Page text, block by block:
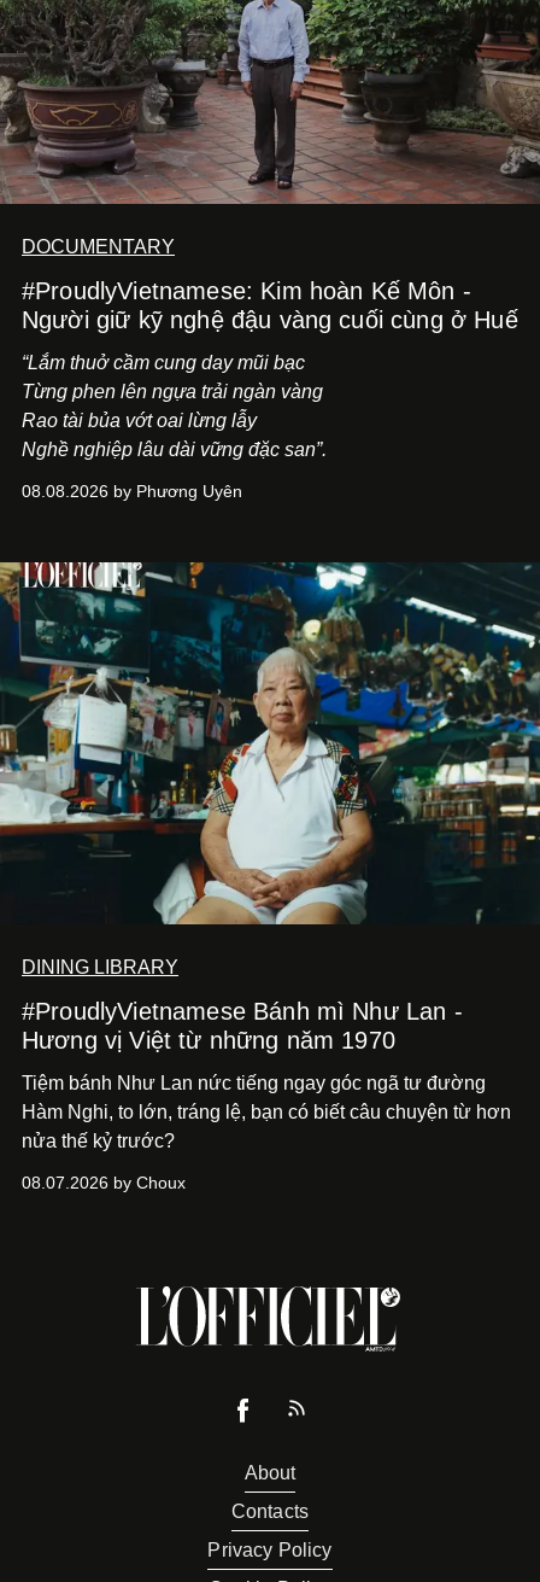
DOCUMENTARY
#ProudlyVietnamese: Kim hoàn Kế Môn -
Người giữ kỹ nghệ đậu vàng cuối cùng ở Huế
“Lắm thuở cầm cung day mũi bạc
Từng phen lên ngựa trải ngàn vàng
Rao tài bủa vớt oai lừng lẫy
Nghề nghiệp lâu dài vững đặc san”.
08.08.2026 by Phương Uyên
DINING LIBRARY
#ProudlyVietnamese Bánh mì Như Lan -
Hương vị Việt từ những năm 1970
Tiệm bánh Như Lan nức tiếng ngay góc ngã tư đường
Hàm Nghi, to lớn, tráng lệ, bạn có biết câu chuyện từ hơn
nửa thế kỷ trước?
08.07.2026 by Choux
About
Contacts
Privacy Policy